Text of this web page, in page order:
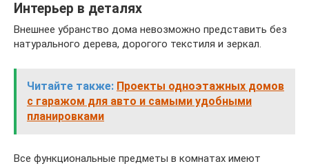
Интерьер в деталях
Внешнее убранство дома невозможно представить без
натурального дерева, дорогого текстиля и зеркал.
Читайте также: Проекты одноэтажных домов
с гаражом для авто и самыми удобными
планировками
Все функциональные предметы в комнатах имеют